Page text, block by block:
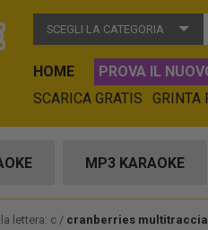
SCEGLI LA CATEGORIA
HOME PROVA IL
SCARICA GRATIS
GRINTA
MP3 KARAOKE
lettera: c cranberries multitraccia